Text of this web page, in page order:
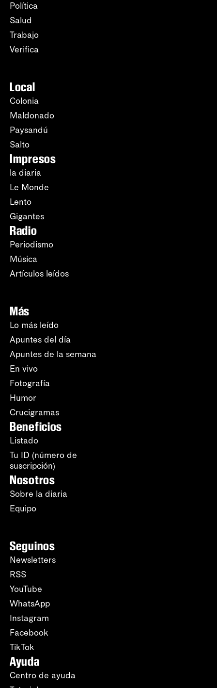
Política
Salud
Trabajo
Verifica
Local
Colonia
Maldonado
Paysandú
Salto
Impresos
la diaria
Le Monde
Lento
Gigantes
Radio
Periodismo
Música
Artículos leídos
Más
Lo más leído
Apuntes del día
Apuntes de la semana
En vivo
Fotografía
Humor
Crucigramas
Beneficios
Listado
Tu ID (número de
suscripción)
Nosotros
Sobre la diaria
Equipo
Seguinos
Newsletters
RSS
YouTube
WhatsApp
Instagram
Facebook
TikTok
Ayuda
Centro de ayuda